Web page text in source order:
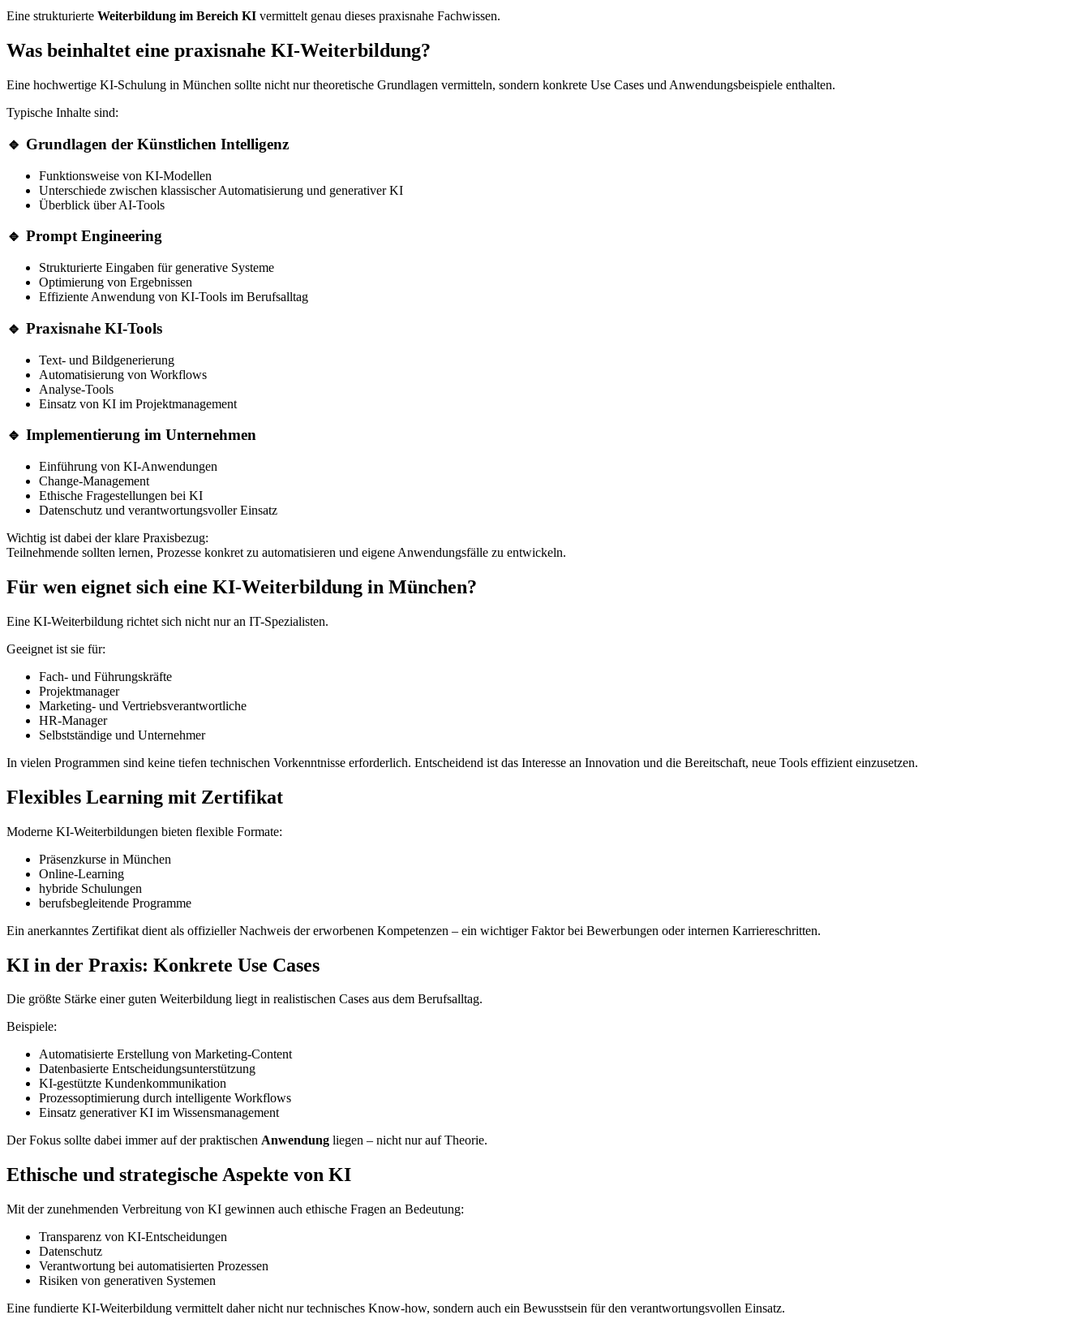
Eine strukturierte Weiterbildung im Bereich KI vermittelt genau dieses praxisnahe Fachwissen.
Was beinhaltet eine praxisnahe KI-Weiterbildung?
Eine hochwertige KI-Schulung in München sollte nicht nur theoretische Grundlagen vermitteln, sondern konkrete Use Cases und Anwendungsbeispiele enthalten.
Typische Inhalte sind:
🔹 Grundlagen der Künstlichen Intelligenz
Funktionsweise von KI-Modellen
Unterschiede zwischen klassischer Automatisierung und generativer KI
Überblick über AI-Tools
🔹 Prompt Engineering
Strukturierte Eingaben für generative Systeme
Optimierung von Ergebnissen
Effiziente Anwendung von KI-Tools im Berufsalltag
🔹 Praxisnahe KI-Tools
Text- und Bildgenerierung
Automatisierung von Workflows
Analyse-Tools
Einsatz von KI im Projektmanagement
🔹 Implementierung im Unternehmen
Einführung von KI-Anwendungen
Change-Management
Ethische Fragestellungen bei KI
Datenschutz und verantwortungsvoller Einsatz
Wichtig ist dabei der klare Praxisbezug:
Teilnehmende sollten lernen, Prozesse konkret zu automatisieren und eigene Anwendungsfälle zu entwickeln.
Für wen eignet sich eine KI-Weiterbildung in München?
Eine KI-Weiterbildung richtet sich nicht nur an IT-Spezialisten.
Geeignet ist sie für:
Fach- und Führungskräfte
Projektmanager
Marketing- und Vertriebsverantwortliche
HR-Manager
Selbstständige und Unternehmer
In vielen Programmen sind keine tiefen technischen Vorkenntnisse erforderlich. Entscheidend ist das Interesse an Innovation und die Bereitschaft, neue Tools effizient einzusetzen.
Flexibles Learning mit Zertifikat
Moderne KI-Weiterbildungen bieten flexible Formate:
Präsenzkurse in München
Online-Learning
hybride Schulungen
berufsbegleitende Programme
Ein anerkanntes Zertifikat dient als offizieller Nachweis der erworbenen Kompetenzen – ein wichtiger Faktor bei Bewerbungen oder internen Karriereschritten.
KI in der Praxis: Konkrete Use Cases
Die größte Stärke einer guten Weiterbildung liegt in realistischen Cases aus dem Berufsalltag.
Beispiele:
Automatisierte Erstellung von Marketing-Content
Datenbasierte Entscheidungsunterstützung
KI-gestützte Kundenkommunikation
Prozessoptimierung durch intelligente Workflows
Einsatz generativer KI im Wissensmanagement
Der Fokus sollte dabei immer auf der praktischen Anwendung liegen – nicht nur auf Theorie.
Ethische und strategische Aspekte von KI
Mit der zunehmenden Verbreitung von KI gewinnen auch ethische Fragen an Bedeutung:
Transparenz von KI-Entscheidungen
Datenschutz
Verantwortung bei automatisierten Prozessen
Risiken von generativen Systemen
Eine fundierte KI-Weiterbildung vermittelt daher nicht nur technisches Know-how, sondern auch ein Bewusstsein für den verantwortungsvollen Einsatz.